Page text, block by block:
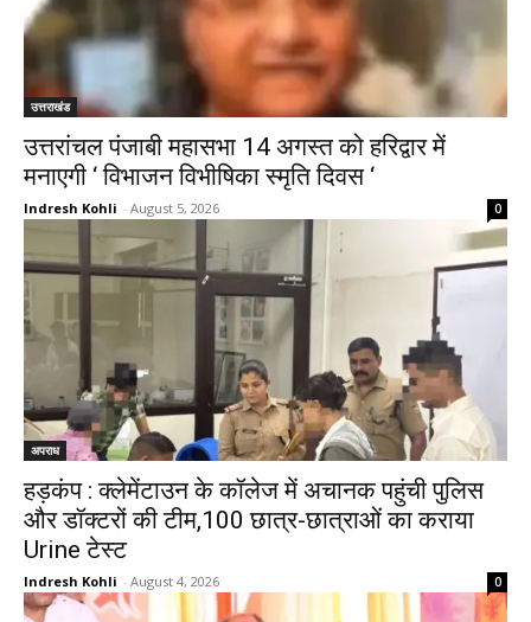
उत्तराखंड
उत्तरांचल पंजाबी महासभा 14 अगस्त को हरिद्वार में
मनाएगी ‘ विभाजन विभीषिका स्मृति दिवस ‘
Indresh Kohli - August 5, 2026 0
अपराध
हड़कंप : क्लेमेंटाउन के कॉलेज में अचानक पहुंची पुलिस
और डॉक्टरों की टीम,100 छात्र-छात्राओं का कराया
Urine टेस्ट
Indresh Kohli - August 4, 2026 0